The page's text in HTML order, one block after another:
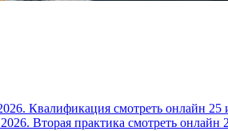
Квалификация смотреть онлайн
Вторая практика смотреть